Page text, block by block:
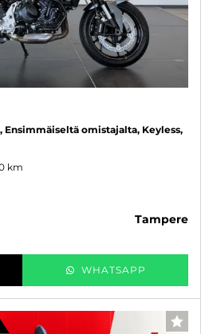
omistajalta, Keyless,
km
tampere
WHATSAPP